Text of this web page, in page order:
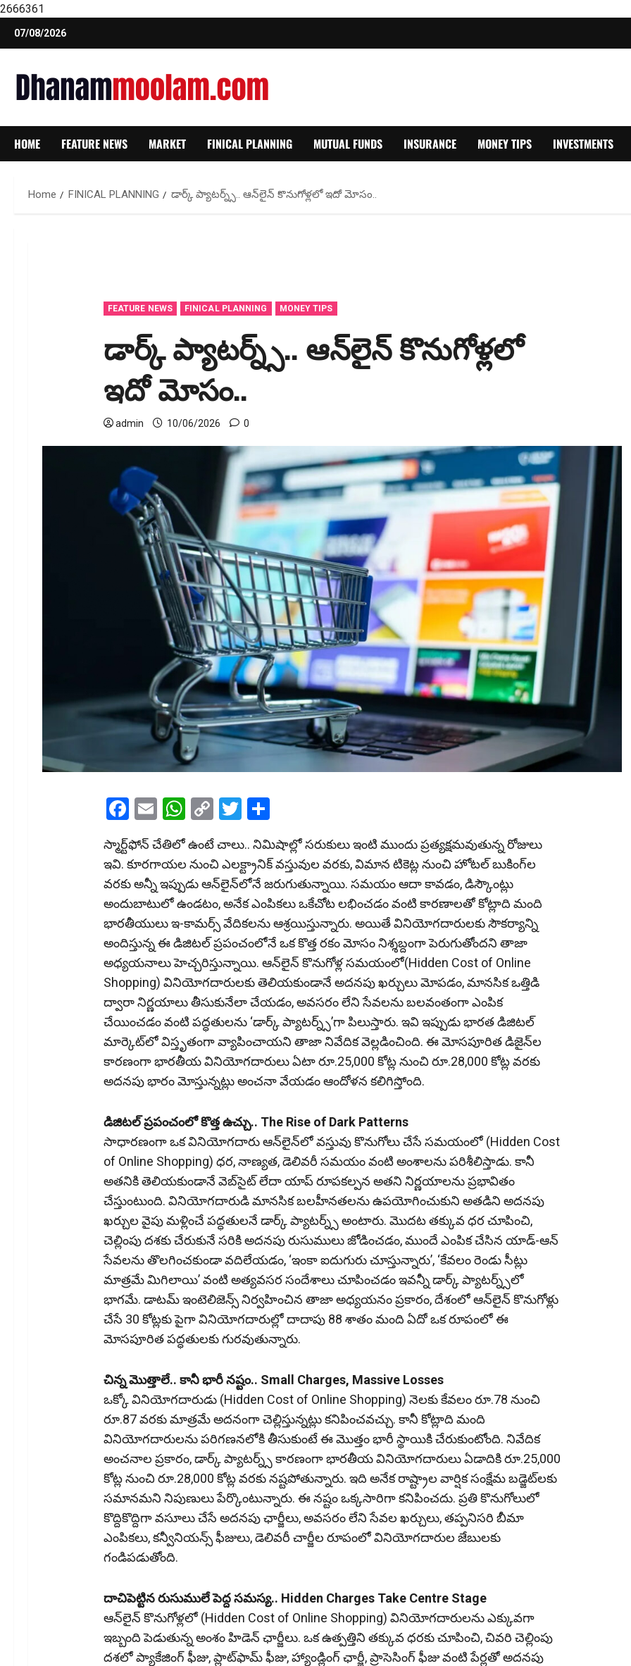
2666361
Skip
07/08/2026
HOME FEATURE NEWS MARKET FINICAL PLANNING MUTUAL FUNDS INSURANCE MONEY TIPS INVESTMENTS
Home FINICAL PLANNING డార్క్‌ ప్యాటర్న్స్‌.. ఆన్‌లైన్‌ కొనుగోళ్లలో ఇదో మోసం..
FEATURE NEWS FINICAL PLANNING MONEY TIPS
డార్క్‌ ప్యాటర్న్స్‌.. ఆన్‌లైన్‌ కొనుగోళ్లలో
ఇదో మోసం..
admin 10/06/2026 0
Facebook
EmailWhatsApp
Copy
Link
Twitter
Share
స్మార్ట్‌ఫోన్‌ చేతిలో ఉంటే చాలు.. నిమిషాల్లో సరుకులు ఇంటి ముందు ప్రత్యక్షమవుతున్న రోజులు
ఇవి. కూరగాయల నుంచి ఎలక్ట్రానిక్‌ వస్తువుల వరకు, విమాన టికెట్ల నుంచి హోటల్‌ బుకింగ్‌ల
వరకు అన్నీ ఇప్పుడు ఆన్‌లైన్‌లోనే జరుగుతున్నాయి. సమయం ఆదా కావడం, డిస్కౌంట్లు
అందుబాటులో ఉండటం, అనేక ఎంపికలు ఒకేచోట లభించడం వంటి కారణాలతో కోట్లాది మంది
భారతీయులు ఇ-కామర్స్‌ వేదికలను ఆశ్రయిస్తున్నారు. అయితే వినియోగదారులకు సౌకర్యాన్ని
అందిస్తున్న ఈ డిజిటల్‌ ప్రపంచంలోనే ఒక కొత్త రకం మోసం నిశ్శబ్దంగా పెరుగుతోందని తాజా
అధ్యయనాలు హెచ్చరిస్తున్నాయి. ఆన్‌లైన్‌ కొనుగోళ్ల సమయంలో(Hidden Cost of Online
Shopping) వినియోగదారులకు తెలియకుండానే అదనపు ఖర్చులు మోపడం, మానసిక ఒత్తిడి
ద్వారా నిర్ణయాలు తీసుకునేలా చేయడం, అవసరం లేని సేవలను బలవంతంగా ఎంపిక
చేయించడం వంటి పద్ధతులను ‘డార్క్‌ ప్యాటర్న్స్‌’గా పిలుస్తారు. ఇవి ఇప్పుడు భారత డిజిటల్‌
మార్కెట్‌లో విస్తృతంగా వ్యాపించాయని తాజా నివేదిక వెల్లడించింది. ఈ మోసపూరిత డిజైన్‌ల
కారణంగా భారతీయ వినియోగదారులు ఏటా రూ.25,000 కోట్ల నుంచి రూ.28,000 కోట్ల వరకు
అదనపు భారం మోస్తున్నట్లు అంచనా వేయడం ఆందోళన కలిగిస్తోంది.
డిజిటల్‌ ప్రపంచంలో కొత్త ఉచ్చు.. The Rise of Dark Patterns
సాధారణంగా ఒక వినియోగదారు ఆన్‌లైన్‌లో వస్తువు కొనుగోలు చేసే సమయంలో (Hidden Cost
of Online Shopping) ధర, నాణ్యత, డెలివరీ సమయం వంటి అంశాలను పరిశీలిస్తాడు. కానీ
అతనికి తెలియకుండానే వెబ్‌సైట్‌ లేదా యాప్‌ రూపకల్పన అతని నిర్ణయాలను ప్రభావితం
చేస్తుంటుంది. వినియోగదారుడి మానసిక బలహీనతలను ఉపయోగించుకుని అతడిని అదనపు
ఖర్చుల వైపు మళ్లించే పద్ధతులనే డార్క్‌ ప్యాటర్న్స్‌ అంటారు. మొదట తక్కువ ధర చూపించి,
చెల్లింపు దశకు చేరుకునే సరికి అదనపు రుసుములు జోడించడం, ముందే ఎంపిక చేసిన యాడ్‌-ఆన్‌
సేవలను తొలగించకుండా వదిలేయడం, ‘ఇంకా ఐదుగురు చూస్తున్నారు’, ‘కేవలం రెండు సీట్లు
మాత్రమే మిగిలాయి’ వంటి అత్యవసర సందేశాలు చూపించడం ఇవన్నీ డార్క్‌ ప్యాటర్న్స్‌లో
భాగమే. డాటమ్‌ ఇంటెలిజెన్స్‌ నిర్వహించిన తాజా అధ్యయనం ప్రకారం, దేశంలో ఆన్‌లైన్‌ కొనుగోళ్లు
చేసే 30 కోట్లకు పైగా వినియోగదారుల్లో దాదాపు 88 శాతం మంది ఏదో ఒక రూపంలో ఈ
మోసపూరిత పద్ధతులకు గురవుతున్నారు.
చిన్న మొత్తాలే.. కానీ భారీ నష్టం.. Small Charges, Massive Losses
ఒక్కో వినియోగదారుడు (Hidden Cost of Online Shopping) నెలకు కేవలం రూ.78 నుంచి
రూ.87 వరకు మాత్రమే అదనంగా చెల్లిస్తున్నట్లు కనిపించవచ్చు. కానీ కోట్లాది మంది
వినియోగదారులను పరిగణనలోకి తీసుకుంటే ఈ మొత్తం భారీ స్థాయికి చేరుకుంటోంది. నివేదిక
అంచనాల ప్రకారం, డార్క్‌ ప్యాటర్న్స్‌ కారణంగా భారతీయ వినియోగదారులు ఏడాదికి రూ.25,000
కోట్ల నుంచి రూ.28,000 కోట్ల వరకు నష్టపోతున్నారు. ఇది అనేక రాష్ట్రాల వార్షిక సంక్షేమ బడ్జెట్‌లకు
సమానమని నిపుణులు పేర్కొంటున్నారు. ఈ నష్టం ఒక్కసారిగా కనిపించదు. ప్రతి కొనుగోలులో
కొద్దికొద్దిగా వసూలు చేసే అదనపు ఛార్జీలు, అవసరం లేని సేవల ఖర్చులు, తప్పనిసరి బీమా
ఎంపికలు, కన్వీనియన్స్‌ ఫీజులు, డెలివరీ చార్జీల రూపంలో వినియోగదారుల జేబులకు
గండిపడుతోంది.
దాచిపెట్టిన రుసుములే పెద్ద సమస్య.. Hidden Charges Take Centre Stage
ఆన్‌లైన్‌ కొనుగోళ్లలో (Hidden Cost of Online Shopping) వినియోగదారులను ఎక్కువగా
ఇబ్బంది పెడుతున్న అంశం హిడెన్‌ ఛార్జీలు. ఒక ఉత్పత్తిని తక్కువ ధరకు చూపించి, చివరి చెల్లింపు
దశలో ప్యాకేజింగ్‌ ఫీజు, ప్లాట్‌ఫామ్‌ ఫీజు, హ్యాండ్లింగ్‌ ఛార్జీ, ప్రాసెసింగ్‌ ఫీజు వంటి పేర్లతో అదనపు